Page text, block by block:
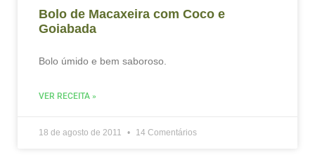
Bolo de Macaxeira com Coco e
Goiabada
Bolo úmido e bem saboroso.
VER RECEITA »
18 de agosto de 2011 14 Comentários